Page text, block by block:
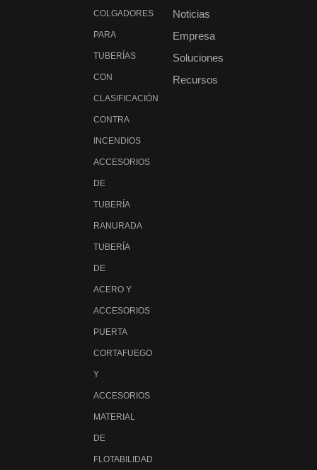
COLGADORES
PARA
TUBERÍAS
CON
CLASIFICACIÓN
CONTRA
INCENDIOS
ACCESORIOS
DE
TUBERÍA
RANURADA
TUBERÍA
DE
ACERO Y
ACCESORIOS
PUERTA
CORTAFUEGO
Y
ACCESORIOS
MATERIAL
DE
FLOTABILIDAD
Noticias
Empresa
Soluciones
Recursos